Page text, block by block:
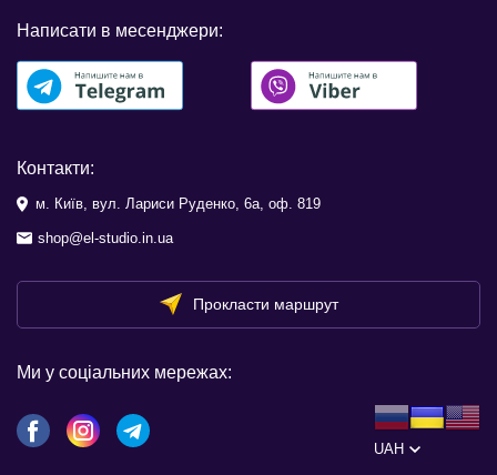
Написати в месенджери:
Контакти:
м. Київ, вул. Лариси Руденко, 6а, оф. 819
shop@el-studio.in.ua
Прокласти маршрут
Ми у соціальних мережах:
UAH